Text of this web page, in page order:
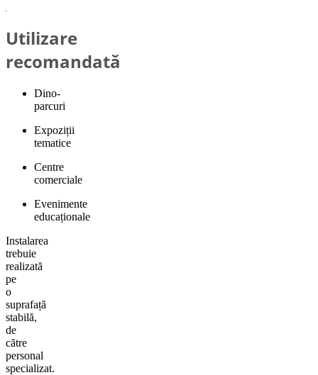
Utilizare
recomandată
Dino-
parcuri
Expoziții
tematice
Centre
comerciale
Evenimente
educaționale
Instalarea
trebuie
realizată
pe
o
suprafață
stabilă,
de
către
personal
specializat.